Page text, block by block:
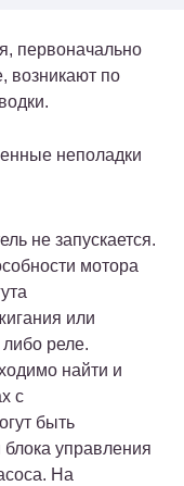
первоначально
возникают по
неполадки
не запускается.
мотора
или
реле.
найти и
с
быть
управления
На